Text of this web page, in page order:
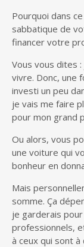
Pourquoi dans
sabbatique de
financer votre
Vous vous dites
vivre. Donc, une
investi un peu
je vais me faire
pour mon grand
Ou alors, vous
une voiture qui
bonheur en
Mais
somme. Ça
je garderais
professionnels,
à ceux qui sont à